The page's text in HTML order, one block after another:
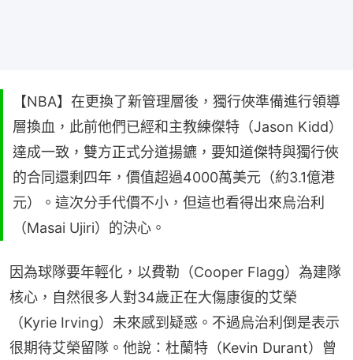
【NBA】在更換了新管理層後，獨行俠準備進行領導
層換血，此前他們已經和主教練傑特（Jason Kidd）
達成一致，雙方正式分道揚鑣，要知道傑特與獨行俠
的合同還剩四年，價值超過4000萬美元（約3.1億港
元）。這次分手代價不小，但這也看得出來烏治利
（Masai Ujiri）的決心。
因為球隊要年輕化，以費勒（Cooper Flagg）為建隊
核心，自然很多人對34歲正在大傷康復的艾榮
（Kyrie Irving）未來感到疑惑。不過烏治利倒是表示
很期待艾榮留隊。他說：杜蘭特（Kevin Durant）曾